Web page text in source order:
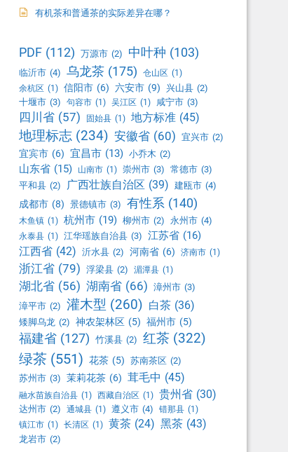
有机茶和普通茶的实际差异在哪？
PDF (112) 万源市 (2) 中叶种 (103)
临沂市 (4) 乌龙茶 (175) 仓山区 (1)
余杭区 (1) 信阳市 (6) 六安市 (9) 兴山县 (2)
十堰市 (3) 句容市 (1) 吴江区 (1) 咸宁市 (3)
四川省 (57) 固始县 (1) 地方标准 (45)
地理标志 (234) 安徽省 (60) 宜兴市 (2)
宜宾市 (6) 宜昌市 (13) 小乔木 (2)
山东省 (15) 山南市 (1) 崇州市 (3) 常德市 (3)
平和县 (2) 广西壮族自治区 (39) 建瓯市 (4)
成都市 (8) 景德镇市 (3) 有性系 (140)
木鱼镇 (1) 杭州市 (19) 柳州市 (2) 永州市 (4)
永泰县 (1) 江华瑶族自治县 (3) 江苏省 (16)
江西省 (42) 沂水县 (2) 河南省 (6) 济南市 (1)
浙江省 (79) 浮梁县 (2) 湄潭县 (1)
湖北省 (56) 湖南省 (66) 漳州市 (3)
漳平市 (2) 灌木型 (260) 白茶 (36)
矮脚乌龙 (2) 神农架林区 (5) 福州市 (5)
福建省 (127) 竹溪县 (2) 红茶 (322)
绿茶 (551) 花茶 (5) 苏南茶区 (2)
苏州市 (3) 茉莉花茶 (6) 茸毛中 (45)
融水苗族自治县 (1) 西藏自治区 (1) 贵州省 (30)
达州市 (2) 通城县 (1) 遵义市 (4) 错那县 (1)
镇江市 (1) 长清区 (1) 黄茶 (24) 黑茶 (43)
龙岩市 (2)